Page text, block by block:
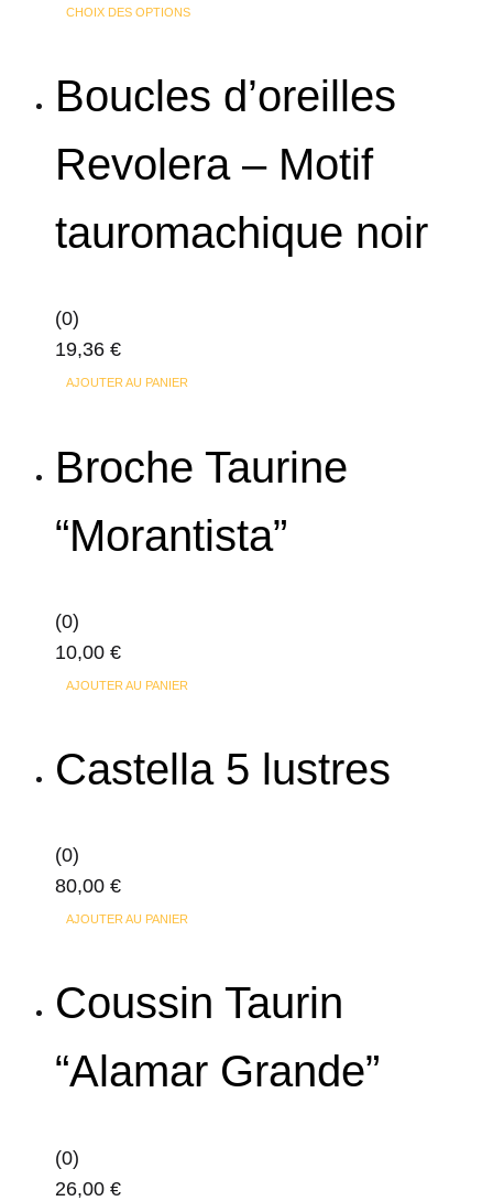
CHOIX DES OPTIONSCe
plusieurs
Les
peuvent
Boucles d’oreilles
Revolera – Motif
tauromachique noir
(0)
19,36 €
AJOUTER AU PANIER
Broche Taurine
“Morantista”
(0)
10,00 €
AJOUTER AU PANIER
Castella 5 lustres
(0)
80,00 €
AJOUTER AU PANIER
Coussin Taurin
“Alamar Grande”
(0)
26,00 €